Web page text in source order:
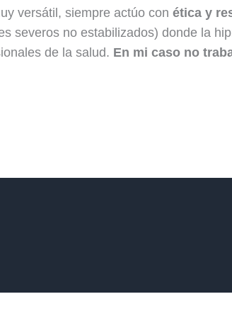
versátil, siempre actúo con ética y
severos no estabilizados) donde la
de la salud. En mi caso no